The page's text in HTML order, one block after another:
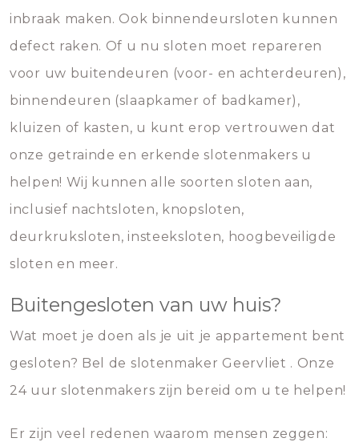
inbraak maken. Ook binnendeursloten kunnen
defect raken. Of u nu sloten moet repareren
voor uw buitendeuren (voor- en achterdeuren),
binnendeuren (slaapkamer of badkamer),
kluizen of kasten, u kunt erop vertrouwen dat
onze getrainde en erkende slotenmakers u
helpen! Wij kunnen alle soorten sloten aan,
inclusief nachtsloten, knopsloten,
deurkruksloten, insteeksloten, hoogbeveiligde
sloten en meer.
Buitengesloten van uw huis?
Wat moet je doen als je uit je appartement bent
gesloten? Bel de slotenmaker Geervliet . Onze
24 uur slotenmakers zijn bereid om u te helpen!
Er zijn veel redenen waarom mensen zeggen: